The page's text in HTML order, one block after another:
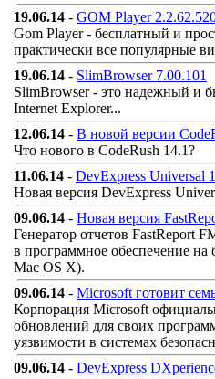
19.06.14 - GOM Player
Gom Player - бесплатный и
практически все популярные
19.06.14 - SlimBrowser 7.00.101
SlimBrowser - это надежный и
Internet Explorer...
12.06.14 - В новой версии
Что нового в CodeRush 14.1?
11.06.14 - DevExpress Universal
Новая версия DevExpress
09.06.14 - Новая версия
Генератор отчетов FastReport
в программное обеспечение на
Mac OS X).
09.06.14 - Microsoft готовит
Корпорация Microsoft
обновлений для своих
уязвимости в системах
09.06.14 - DevExpress